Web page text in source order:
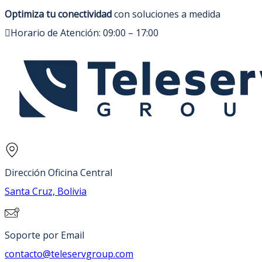
Optimiza tu conectividadcon soluciones a medida
Horario de Atención: 09:00 – 17:00
Dirección Oficina Central
Santa Cruz, Bolivia
Soporte por Email
contacto@teleservgroup.com